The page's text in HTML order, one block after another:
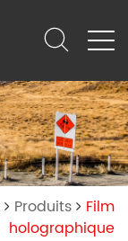
Produits
Film
holographique